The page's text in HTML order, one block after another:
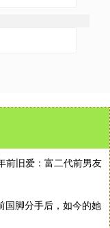
前旧爱：富二代前男友
国脚分手后，如今的她